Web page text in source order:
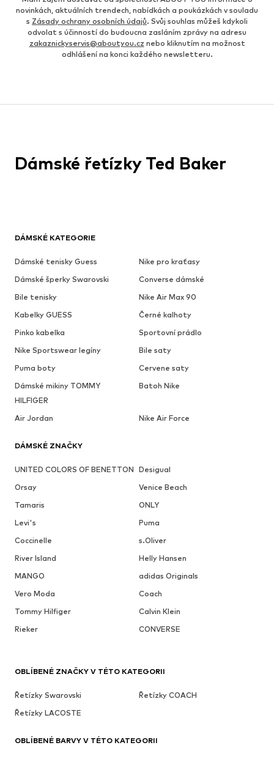
novinkách, aktuálních trendech, nabídkách a poukázkách v souladu
s Zásady ochrany osobních údajů. Svůj souhlas můžeš kdykoli
odvolat s účinností do budoucna zasláním zprávy na adresu
zakaznickyservis@aboutyou.cz nebo kliknutím na možnost
odhlášení na konci každého newsletteru.
DÁMSKÉ KATEGORIE
Dámské tenisky Guess
Nike pro kraťasy
Dámské šperky Swarovski
Converse dámské
Bile tenisky
Nike Air Max 90
Kabelky GUESS
Černé kalhoty
Pinko kabelka
Sportovní prádlo
Nike Sportswear legíny
Bile saty
Puma boty
Cervene saty
Dámské mikiny TOMMY
HILFIGER
Batoh Nike
Air Jordan Nike Air Force
DÁMSKÉ ZNAČKY
UNITED COLORS OF BENETTON Desigual
Orsay
Venice Beach
Tamaris
ONLY
Levi's
Puma
Coccinelle
s.Oliver
River Island
Helly Hansen
MANGO
adidas Originals
Vero Moda
Coach
Tommy Hilfiger
Calvin Klein
Rieker
CONVERSE
Dámské řetízky Ted Baker
OBLÍBENÉ ZNAČKY V TÉTO KATEGORII
Řetízky Swarovski
Řetízky COACH
Řetízky LACOSTE
OBLÍBENÉ BARVY V TÉTO KATEGORII